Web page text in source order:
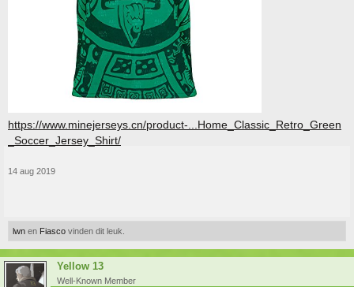
https://www.minejerseys.cn/product-...Home_Classic_Retro_Green
_Soccer_Jersey_Shirt/
14 aug 2019
lwn en Fiasco vinden dit leuk.
Yellow 13
Well-Known Member